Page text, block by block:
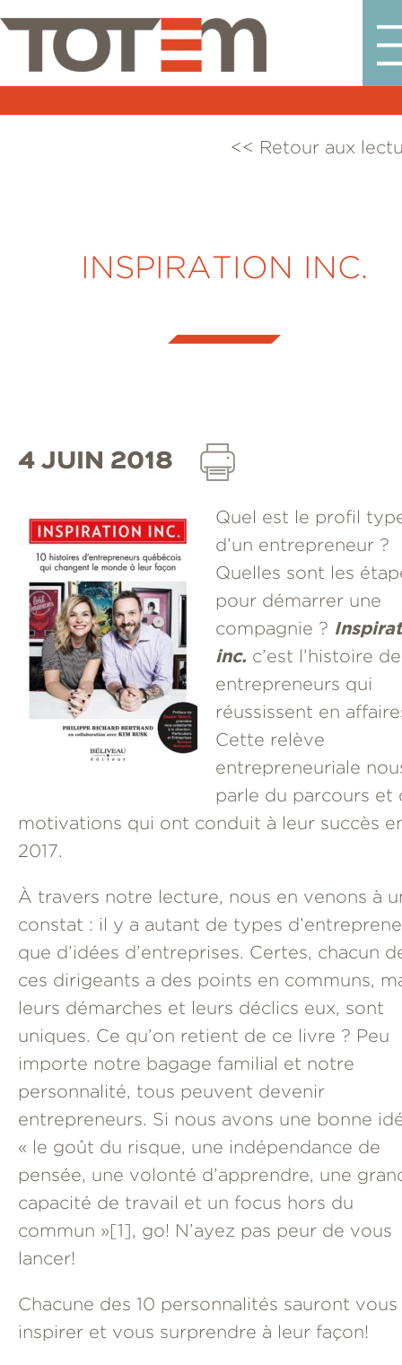
<< Retour aux
INSPIRATION INC.
4 JUIN 2018
Quel est le profil
d’un entrepreneur ?
Quelles sont les
pour démarrer une
compagnie ?
inc. c’est l’histoire
entrepreneurs qui
réussissent en
Cette relève
entrepreneuriale
parle du parcours et
motivations qui ont conduit à leur succès
2017.
À travers notre lecture, nous en venons à
constat : il y a autant de types
que d’idées d’entreprises. Certes, chacun
ces dirigeants a des points en communs,
leurs démarches et leurs déclics eux, sont
uniques. Ce qu’on retient de ce livre ? Peu
importe notre bagage familial et notre
personnalité, tous peuvent devenir
entrepreneurs. Si nous avons une bonne
« le goût du risque, une indépendance de
pensée, une volonté d’apprendre, une
capacité de travail et un focus hors du
commun »[1] , go! N’ayez pas peur de vous
lancer!
Chacune des 10 personnalités sauront vous
inspirer et vous surprendre à leur façon!